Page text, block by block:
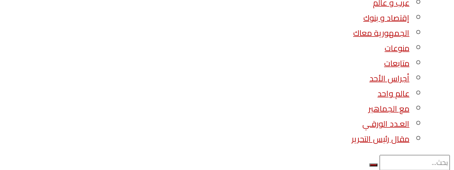
إقتصاد و بنوك
الجمهورية معاك
منوعات
متابعات
أجراس الأحد
عالم واحد
مع الجماهير
العـدد الورقـي
مقال رئيس التحرير